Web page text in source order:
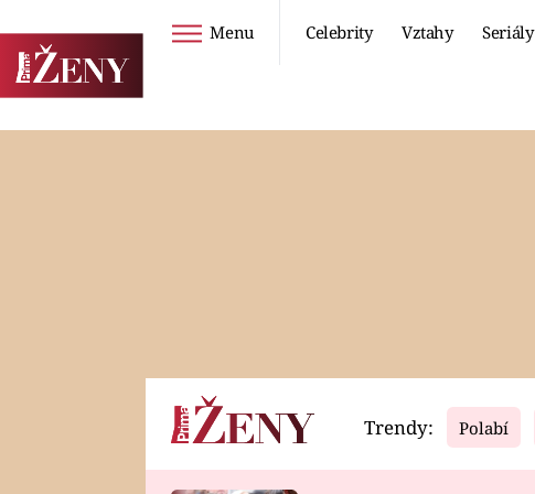
Menu Celebrity Vztahy Seriály
Horoskopy Video
Trendy: Polabí